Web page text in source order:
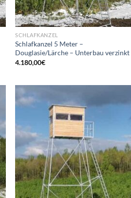
SCHLAFKANZEL
Schlafkanzel 5 Meter –
Douglasie/Lärche – Unterbau verzinkt
4.180,00€